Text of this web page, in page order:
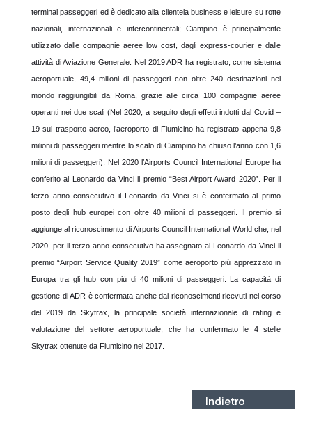
terminal passeggeri ed è dedicato alla clientela business e leisure su rotte
nazionali, internazionali e intercontinentali; Ciampino è principalmente
utilizzato dalle compagnie aeree low cost, dagli express-courier e dalle
attività di Aviazione Generale. Nel 2019 ADR ha registrato, come sistema
aeroportuale, 49,4 milioni di passeggeri con oltre 240 destinazioni nel
mondo raggiungibili da Roma, grazie alle circa 100 compagnie aeree
operanti nei due scali (Nel 2020, a seguito degli effetti indotti dal Covid –
19 sul trasporto aereo, l’aeroporto di Fiumicino ha registrato appena 9,8
milioni di passeggeri mentre lo scalo di Ciampino ha chiuso l’anno con 1,6
milioni di passeggeri). Nel 2020 l’Airports Council International Europe ha
conferito al Leonardo da Vinci il premio “Best Airport Award 2020”. Per il
terzo anno consecutivo il Leonardo da Vinci si è confermato al primo
posto degli hub europei con oltre 40 milioni di passeggeri. Il premio si
aggiunge al riconoscimento di Airports Council International World che, nel
2020, per il terzo anno consecutivo ha assegnato al Leonardo da Vinci il
premio “Airport Service Quality 2019” come aeroporto più apprezzato in
Europa tra gli hub con più di 40 milioni di passeggeri. La capacità di
gestione di ADR è confermata anche dai riconoscimenti ricevuti nel corso
del 2019 da Skytrax, la principale società internazionale di rating e
valutazione del settore aeroportuale, che ha confermato le 4 stelle
Skytrax ottenute da Fiumicino nel 2017.
Indietro